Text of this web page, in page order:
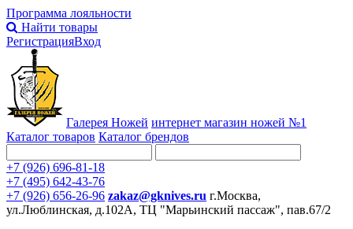
Программа лояльности
Найти товары
РегистрацияВход
Галерея Ножей интернет магазин ножей №1
Каталог товаров Каталог брендов
+7 (926) 696-81-18
+7 (495) 642-43-76
+7 (926) 656-26-96 zakaz@gknives.ru г.Москва,
ул.Люблинская, д.102А, ТЦ "Марьинский пассаж", пав.67/2